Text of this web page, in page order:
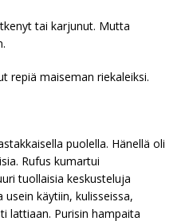
tai karjunut. Mutta
repiä maiseman riekaleiksi.
puolella. Hänellä oli
Rufus kumartui
tuollaisia keskusteluja
käytiin, kulisseissa,
lattiaan. Purisin hampaita